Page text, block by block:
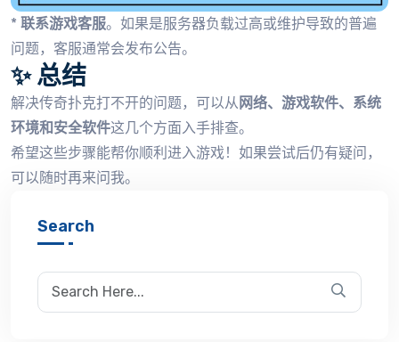
* 联系游戏客服。如果是服务器负载过高或维护导致的普遍
问题，客服通常会发布公告。
✨ 总结
解决传奇扑克打不开的问题，可以从 网络、游戏软件、系统
环境和安全软件这几个方面入手排查。
希望这些步骤能帮你顺利进入游戏！如果尝试后仍有疑问，
可以随时再来问我。
Search